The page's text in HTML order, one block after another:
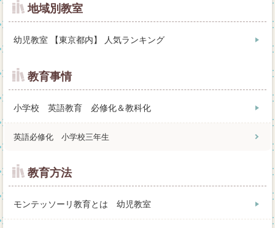
地域別教室
幼児教室 【東京都内】 人気ランキング
教育事情
小学校 英語教育 必修化＆教科化
英語必修化 小学校三年生
教育方法
モンテッソーリ教育とは 幼児教室